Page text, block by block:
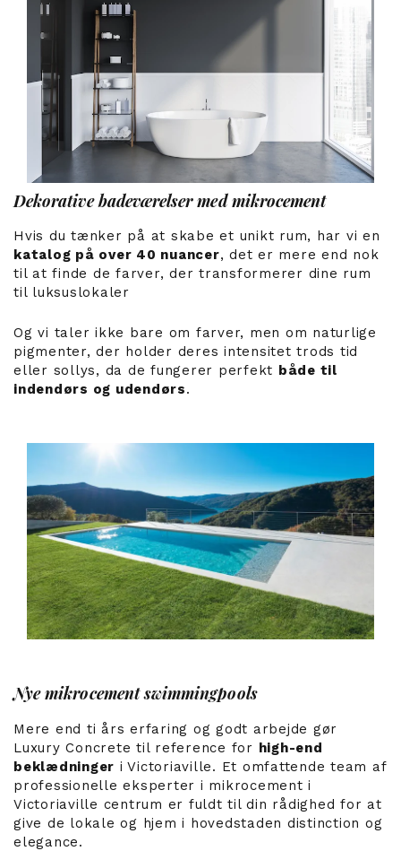
Dekorative badeværelser med mikrocement
Hvis du tænker på at skabe et unikt rum, har vi en
katalog på over 40 nuancer, det er mere end nok
til at finde de farver, der transformerer dine rum
til luksuslokaler
Og vi taler ikke bare om farver, men om naturlige
pigmenter, der holder deres intensitet trods tid
eller sollys, da de fungerer perfekt både til
indendørs og udendørs.
Nye mikrocement swimmingpools
Mere end ti års erfaring og godt arbejde gør
Luxury Concrete til reference for high-end
beklædninger i Victoriaville. Et omfattende team af
professionelle eksperter i mikrocement i
Victoriaville centrum er fuldt til din rådighed for at
give de lokale og hjem i hovedstaden distinction og
elegance.